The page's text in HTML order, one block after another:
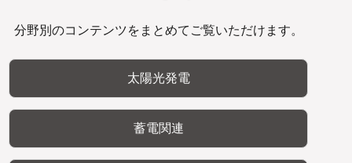
分野別のコンテンツをまとめてご覧いただけます。
太陽光発電
蓄電関連